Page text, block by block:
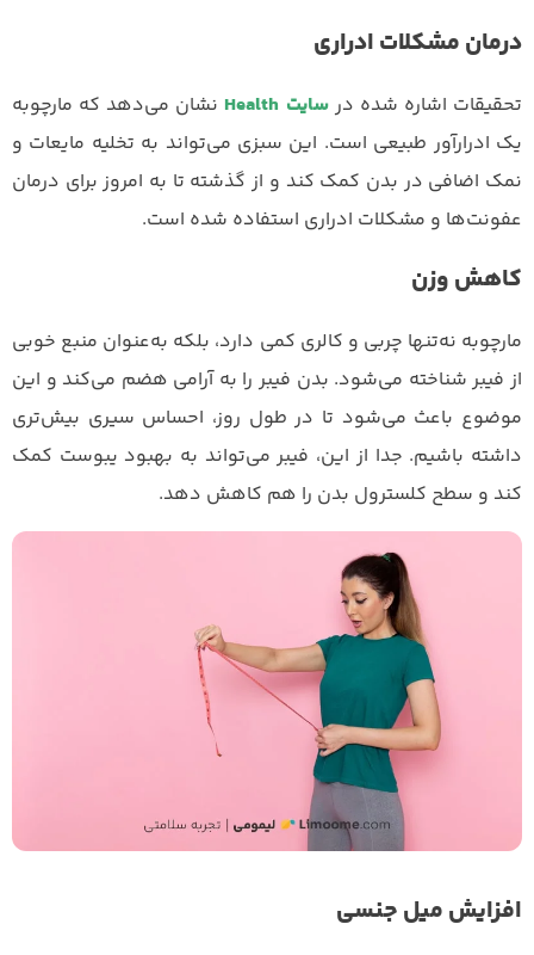
درمان مشکلات ادراری
تحقیقات اشاره شده درسایت Healthنشان می‌دهد که مارچوبه
یک ادرارآور طبیعی است. این سبزی می‌تواند به تخلیه مایعات و
نمک اضافی در بدن کمک کند و از گذشته تا به امروز برای درمان
عفونت‌ها و مشکلات ادراری استفاده شده است.
کاهش وزن
مارچوبه نه‌تنها چربی و کالری کمی دارد، بلکه به‌عنوان منبع خوبی
از فیبر شناخته می‌شود. بدن فیبر را به آرامی هضم می‌کند و این
موضوع باعث می‌شود تا در طول روز، احساس سیری بیش‌تری
داشته باشیم. جدا از این، فیبر می‌تواند به بهبود یبوست کمک
کند و سطح کلسترول بدن را هم کاهش دهد.
افزایش میل جنسی